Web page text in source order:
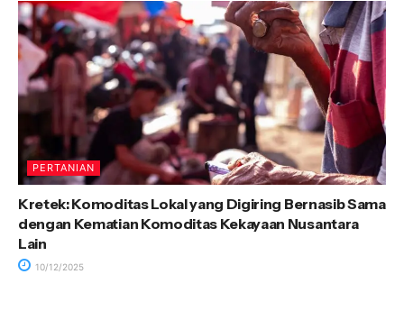
PERTANIAN
Kretek: Komoditas Lokal yang Digiring Bernasib Sama
dengan Kematian Komoditas Kekayaan Nusantara
Lain
10/12/2025